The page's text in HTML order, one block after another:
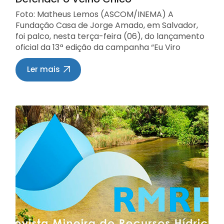
regulação. Nos últimos anos, os parâmetros
definidos pela Adasa passaram a incorporar
restrições operacionais à concessionária, como
limites de captação e regras para
transferências entre sistemas de
abastecimento, com o objetivo de garantir a
recuperação gradual do reservatório. “O
vertimento do Santa Maria é um marco
de chuva, mas todo um esforço de
planejamento, regulação e monitoramento. A
Adasa vai seguir atuando com base em dados e
estudos para garantir o equilíbrio entre oferta e
demanda de água”, reforça Raimundo Ribeiro.
Além do reservatório de Santa Maria, cabe
destacar que o do Descoberto já está vertendo
desde 06 de janeiro e o Paranoá segue
atendendo as cotas estabelecidas pela Adasa.
Embora o cenário atual seja positivo e indique
segurança hídrica para o DF, a Adasa reforça a
Foto: Matheus Lemos (ASCOM/INEMA) A
Fundação Casa de Jorge Amado, em Salvador,
foi palco, nesta terça-feira (06), do lançamento
oficial da 13ª edição da campanha “Eu Viro
Carranca para Defender o Velho Chico”. Com o
tema “Velho Chico. Um rio, muitas mãos.”, a
iniciativa reforça a importância da mobilização
sua preservação e revitalização. Reconhecido
como um dos principais rios do país, o Velho
Chico atravessa territórios, culturas e histórias,
sendo essencial para o abastecimento, a
economia, a biodiversidade e a identidade de
milhões de brasileiros. A campanha surge
justamente como um chamado à união entre
instituições, comitês de bacias hidrográficas,
sociedade civil, comunidades ribeirinhas e
demais parceiros comprometidos com a
Ler mais